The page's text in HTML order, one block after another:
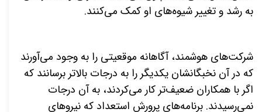
به رشد و تغییر شیوه‌های او کمک می‌کنند.
شرکت‌های هوشمند، آگاهانه موقعیتی را به وجود می‌آورند
که در آن نخبگانشان یکدیگر را به درجات بالاتر برسانند که
اگر با همکاران ضعیف‌تر کار می‌کردند، به آن درجات
نمی‌رسیدند. برنامه‌های پرورش استعداد که نیروهای